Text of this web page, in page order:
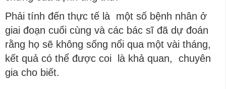
Phải tính đến thực tế là một số bệnh nhân ở
giai đoạn cuối cùng và các bác sĩ đã dự đoán
rằng họ sẽ không sống nổi qua một vài tháng,
kết quả có thể được coi là khả quan, chuyên
gia cho biết.